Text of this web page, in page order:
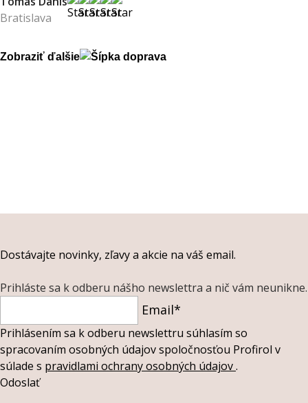
Bratislava
Zobraziť ďalšie
Dostávajte novinky, zľavy a akcie na váš email.
Prihláste sa k odberu nášho newslettra a nič vám neunikne.
Email*
Prihlásením sa k odberu newslettru súhlasím so
spracovaním osobných údajov spoločnosťou Profirol v
súlade s pravidlami ochrany osobných údajov.
Odoslať